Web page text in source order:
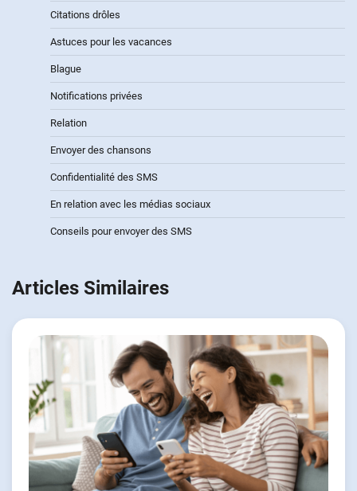
Citations drôles
Astuces pour les vacances
Blague
Notifications privées
Relation
Envoyer des chansons
Confidentialité des SMS
En relation avec les médias sociaux
Conseils pour envoyer des SMS
Articles Similaires